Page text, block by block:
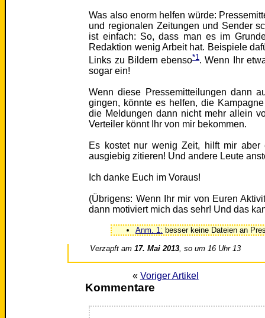
Was also enorm helfen würde:
und regionalen Zeitungen und Sender
ist einfach: So, dass man es im
Redaktion wenig Arbeit hat. Beispiele
Links zu Bildern ebenso*1. Wenn Ihr
sogar ein!
Wenn diese Pressemitteilungen dann
gingen, könnte es helfen, die
die Meldungen dann nicht mehr allein
Verteiler könnt Ihr von mir bekommen.
Es kostet nur wenig Zeit, hilft mir aber
ausgiebig zitieren! Und andere Leute
Ich danke Euch im Voraus!
(Übrigens: Wenn Ihr mir von Euren
dann motiviert mich das sehr! Und das
Anm. 1: besser keine Dateien an
Verzapft am17. Mai 2013 , so um 16 Uhr 13
« Voriger Artikel
Kommentare